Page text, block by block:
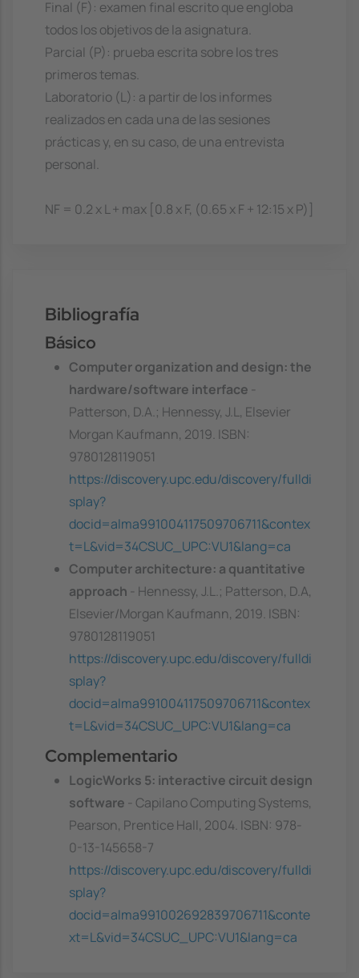
Final (F): examen final escrito que engloba
todos los objetivos de la asignatura.
Parcial (P): prueba escrita sobre los tres
primeros temas.
Laboratorio (L): a partir de los informes
realizados en cada una de las sesiones
prácticas y, en su caso, de una entrevista
personal.
NF = 0.2 x L + max [0.8 x F, (0.65 x F + 12:15 x P)]
Bibliografía
Básico
Computer organization and design: the
hardware/software interface
Patterson, D.A.; Hennessy, J.L, Elsevier
Morgan Kaufmann, 2019. ISBN:
9780128119051
https://discovery.upc.edu/discovery/fulldi
splay?
docid=alma991004117509706711&contex
t=L&vid=34CSUC_UPC:VU1&lang=ca
Computer architecture: a quantitative
approach
- Hennessy, J.L.; Patterson, D.A,
Elsevier/Morgan Kaufmann, 2019. ISBN:
9780128119051
https://discovery.upc.edu/discovery/fulldi
splay?
docid=alma991004117509706711&contex
t=L&vid=34CSUC_UPC:VU1&lang=ca
Complementario
LogicWorks 5: interactive circuit design
software
- Capilano Computing Systems,
Pearson, Prentice Hall, 2004. ISBN: 978-
0-13-145658-7
https://discovery.upc.edu/discovery/fulldi
splay?
docid=alma991002692839706711&conte
xt=L&vid=34CSUC_UPC:VU1&lang=ca